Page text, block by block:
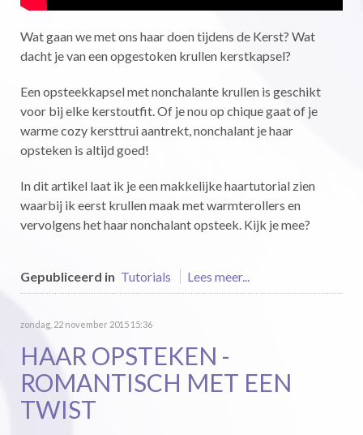
Wat gaan we met ons haar doen tijdens de Kerst? Wat
dacht je van een opgestoken krullen kerstkapsel?
Een opsteekkapsel met nonchalante krullen is geschikt
voor bij elke kerstoutfit. Of je nou op chique gaat of je
warme cozy kersttrui aantrekt, nonchalant je haar
opsteken is altijd goed!
In dit artikel laat ik je een makkelijke haartutorial zien
waarbij ik eerst krullen maak met warmterollers en
vervolgens het haar nonchalant opsteek. Kijk je mee?
Gepubliceerd in Tutorials Lees meer...
zondag, 22 november 2015 15:36
HAAR OPSTEKEN -
ROMANTISCH MET EEN
TWIST